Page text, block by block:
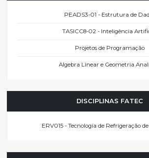
PEADS3-01 - Estrutura de
TASICC8-02 - Inteligência
Projetos de Programação
Algebra Linear e Geometria
DISCIPLINAS FATEC
ERV015 - Tecnologia de Refrigeração